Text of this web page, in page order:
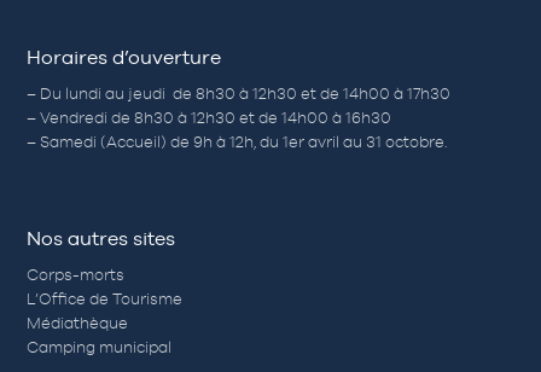
Horaires d’ouverture
– Du lundi au jeudi de 8h30 à 12h30 et de 14h00 à 17h30
– Vendredi de 8h30 à 12h30 et de 14h00 à 16h30
– Samedi (Accueil) de 9h à 12h, du 1er avril au 31 octobre.
Nos autres sites
Corps-morts
L’Office de Tourisme
Médiathèque
Camping municipal